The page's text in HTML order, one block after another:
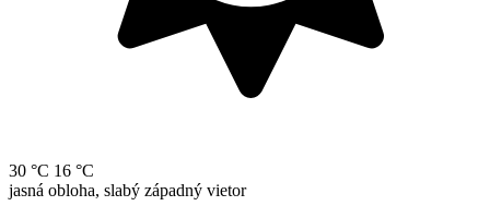
30 °C 16 °C
jasná obloha, slabý západný vietor